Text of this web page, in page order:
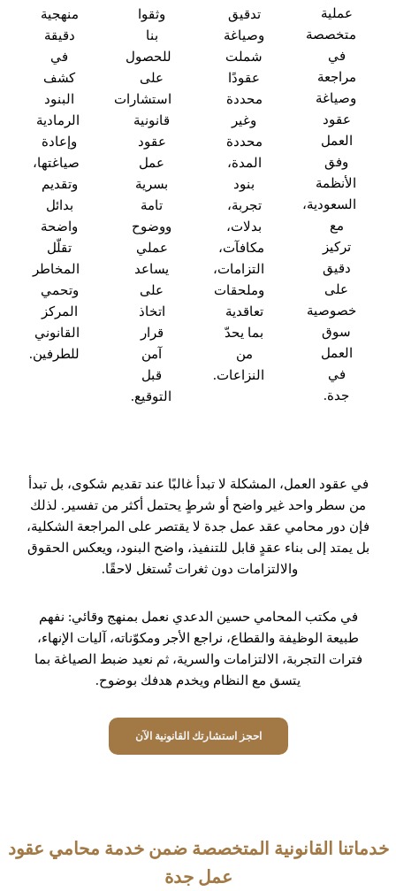
عملية
متخصصة
في
مراجعة
وصياغة
عقود
العمل
وفق
الأنظمة
السعودية،
مع
تركيز
دقيق
على
خصوصية
سوق
العمل
في
جدة.
تدقيق
وصياغة
شملت
عقودًا
محددة
وغير
محددة
المدة،
بنود
تجربة،
بدلات،
مكافآت،
التزامات،
وملحقات
تعاقدية
بما يحدّ
من
النزاعات.
وثقوا
بنا
للحصول
على
استشارات
قانونية
عقود
عمل
بسرية
تامة
ووضوح
عملي
يساعد
على
اتخاذ
قرار
آمن
قبل
التوقيع.
منهجية
دقيقة
في
كشف
البنود
الرمادية
وإعادة
صياغتها،
وتقديم
بدائل
واضحة
تقلّل
المخاطر
وتحمي
المركز
القانوني
للطرفين.
في عقود العمل، المشكلة لا تبدأ غالبًا عند تقديم شكوى، بل تبدأ
من سطر واحد غير واضح أو شرطٍ يحتمل أكثر من تفسير. لذلك
فإن دور محامي عقد عمل جدة لا يقتصر على المراجعة الشكلية،
بل يمتد إلى بناء عقدٍ قابل للتنفيذ، واضح البنود، ويعكس الحقوق
والالتزامات دون ثغرات تُستغل لاحقًا.
في مكتب المحامي حسين الدعدي نعمل بمنهج وقائي: نفهم
طبيعة الوظيفة والقطاع، نراجع الأجر ومكوّناته، آليات الإنهاء،
فترات التجربة، الالتزامات والسرية، ثم نعيد ضبط الصياغة بما
يتسق مع النظام ويخدم هدفك بوضوح.
احجز استشارتك القانونية الآن
خدماتنا القانونية المتخصصة ضمن خدمة محامي عقود
عمل جدة